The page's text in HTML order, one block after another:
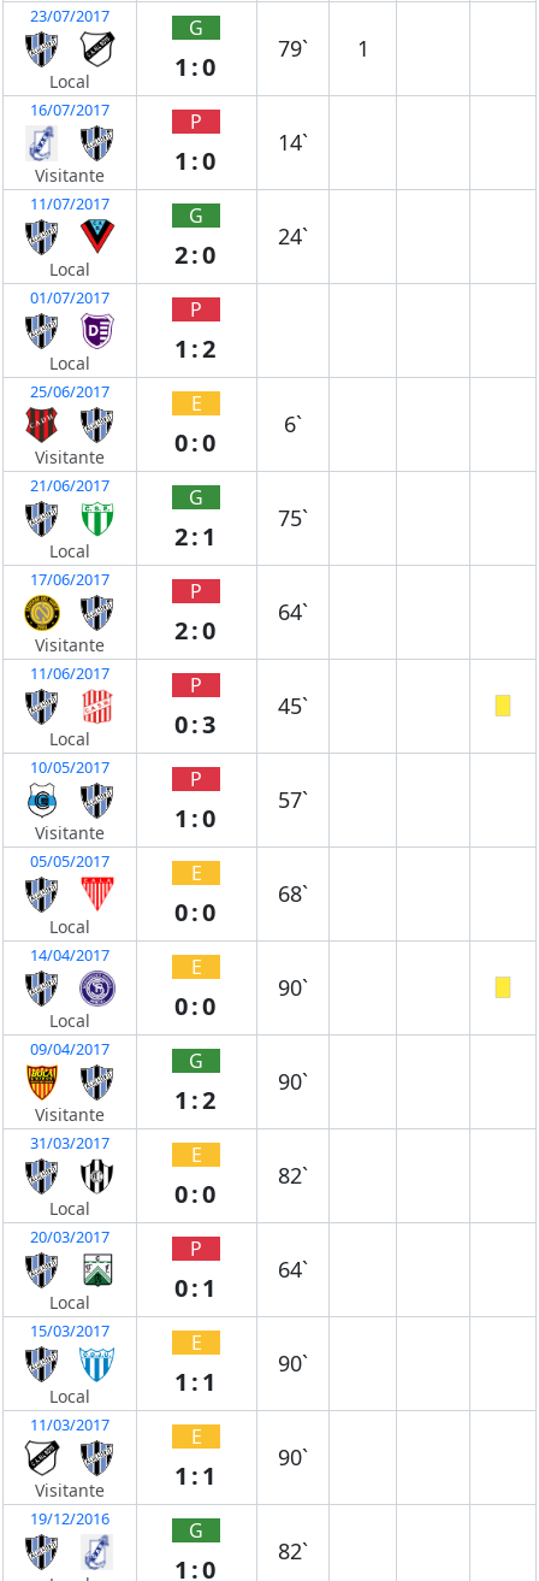
23/07/2017
Local
G
1:0
79` 1
16/07/2017
Visitante
P
1:0
14`
11/07/2017
Local
G
2:0
24`
01/07/2017
Local
P
1:2
25/06/2017
Visitante
E
0:0
6`
21/06/2017
Local
G
2:1
75`
17/06/2017
Visitante
P
2:0
64`
11/06/2017
Local
P
0:3
45`
10/05/2017
Visitante
P
1:0
57`
05/05/2017
Local
E
0:0
68`
14/04/2017
Local
E
0:0
90`
09/04/2017
Visitante
G
1:2
90`
31/03/2017
Local
E
0:0
82`
20/03/2017
Local
P
0:1
64`
15/03/2017
Local
E
1:1
90`
11/03/2017
Visitante
E
1:1
90`
19/12/2016 G
1:0
82`